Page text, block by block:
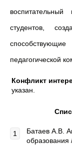
студентов,
педагогической
Конфликт
указан.
Батаев А.В.